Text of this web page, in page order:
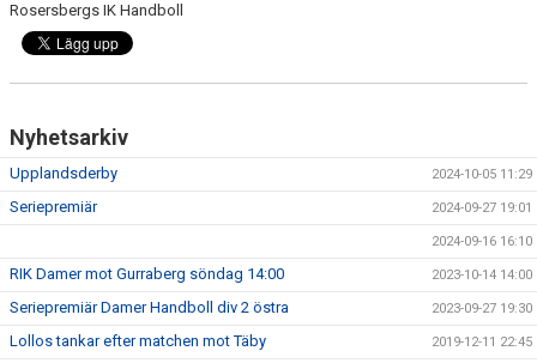
Rosersbergs IK Handboll
Nyhetsarkiv
Upplandsderby 2024-10-05 11:29
Seriepremiär 2024-09-27 19:01
2024-09-16 16:10
RIK Damer mot Gurraberg söndag 14:00 2023-10-14 14:00
Seriepremiär Damer Handboll div 2 östra 2023-09-27 19:30
Lollos tankar efter matchen mot Täby 2019-12-11 22:45